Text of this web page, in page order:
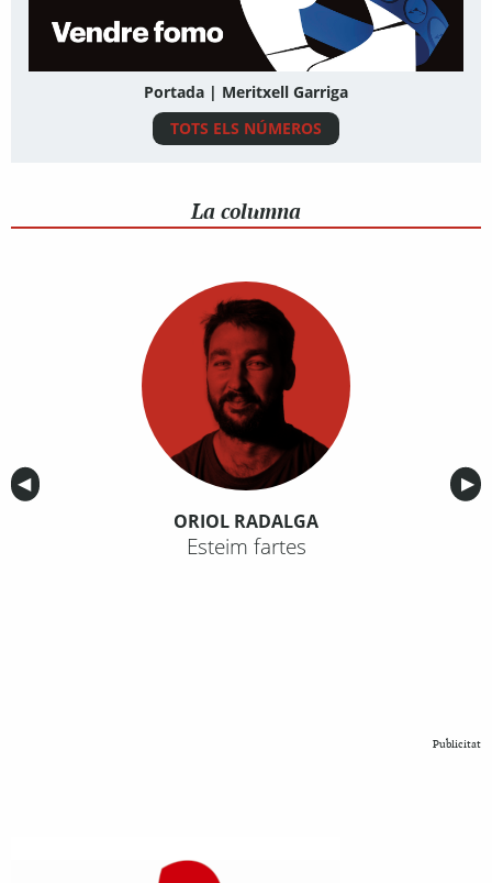
Portada | Meritxell Garriga
TOTS ELS NÚMEROS
La columna
Anterior
◀︎ ▶︎
ORIOL RADALGA
Esteim fartes
Publicitat